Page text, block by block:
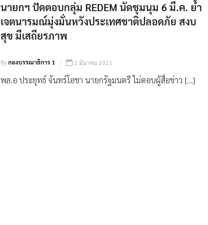
นายกฯ ปัดตอบกลุ่ม REDEM นัดชุมนุม 6 มี.ค. ย้ำ
เจตนารมณ์มุ่งมั่นหวังประเทศชาติปลอดภัย สงบ
สุข มีเสถียรภาพ
Byกองบรรณาธิการ 1 2 มีนาคม 2021
พล.อ ประยุทธ์ จันทร์โอชา นายกรัฐมนตรี ไม่ตอบผู้สื่อข่าว […]